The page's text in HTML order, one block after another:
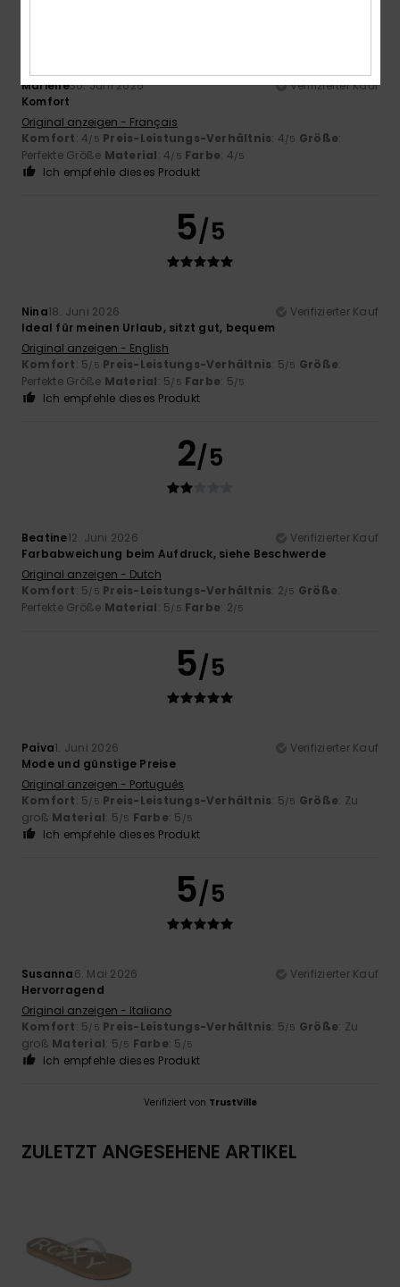
Marielle30. Juni 2026
Verifizierter Kauf
Komfort
Original anzeigen - Français
Komfort: 4/5 Preis-Leistungs-Verhältnis: 4/5 Größe:
Perfekte Größe Material: 4/5 Farbe: 4/5
Ich empfehle dieses Produkt
5/5
Nina18. Juni 2026
Verifizierter Kauf
Ideal für meinen Urlaub, sitzt gut, bequem
Original anzeigen - English
Komfort: 5/5 Preis-Leistungs-Verhältnis: 5/5 Größe:
Perfekte Größe Material: 5/5 Farbe: 5/5
Ich empfehle dieses Produkt
2/5
Beatine12. Juni 2026
Verifizierter Kauf
Farbabweichung beim Aufdruck, siehe Beschwerde
Original anzeigen - Dutch
Komfort: 5/5 Preis-Leistungs-Verhältnis: 2/5 Größe:
Perfekte Größe Material: 5/5 Farbe: 2/5
5/5
Paiva1. Juni 2026
Verifizierter Kauf
Mode und günstige Preise
Original anzeigen - Português
Komfort: 5/5 Preis-Leistungs-Verhältnis: 5/5 Größe: Zu
groß Material: 5/5 Farbe: 5 /5
Ich empfehle dieses Produkt
5/5
Susanna6. Mai 2026
Verifizierter Kauf
Hervorragend
Original anzeigen - Italiano
Komfort: 5/5 Preis-Leistungs-Verhältnis: 5/5 Größe: Zu
groß Material: 5/5 Farbe: 5 /5
Ich empfehle dieses Produkt
Verifiziert von TrustVille
ZULETZT ANGESEHENE ARTIKEL